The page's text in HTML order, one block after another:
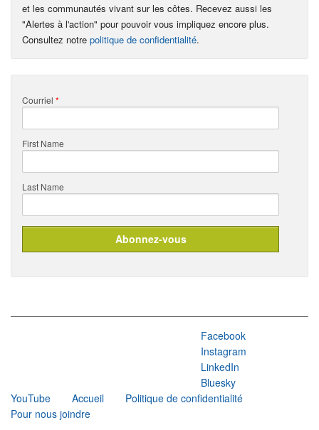
et les communautés vivant sur les côtes. Recevez aussi les
"Alertes à l'action" pour pouvoir vous impliquez encore plus.
Consultez notre politique de confidentialité.
Courriel *
First Name
Last Name
Facebook
Instagram
LinkedIn
Bluesky
YouTube
Accueil
Politique de confidentialité
Pour nous joindre